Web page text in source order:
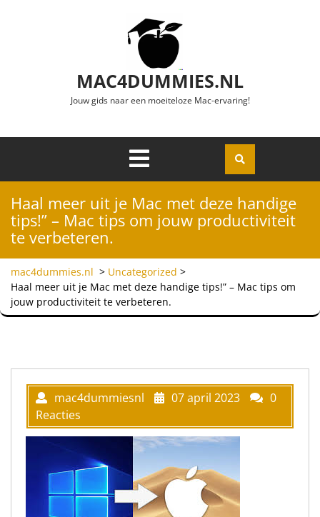
MAC4DUMMIES.NL
Jouw gids naar een moeiteloze Mac-ervaring!
Openen
Haal meer uit je Mac met deze handige
tips!” – Mac tips om jouw productiviteit
te verbeteren.
mac4dummies.nl > Uncategorized >
Haal meer uit je Mac met deze handige tips!” – Mac tips om
jouw productiviteit te verbeteren.
mac4dummiesnl 07 april 2023
0
Reacties